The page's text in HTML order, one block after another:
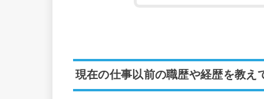
現在の仕事以前の職歴や経歴を教え